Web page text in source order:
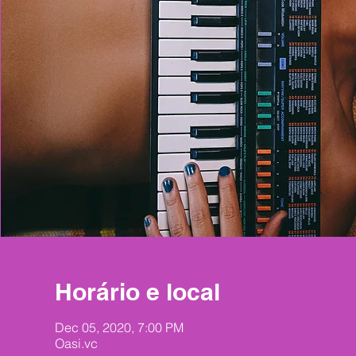
Horário e local
Dec 05, 2020, 7:00 PM
Oasi.vc